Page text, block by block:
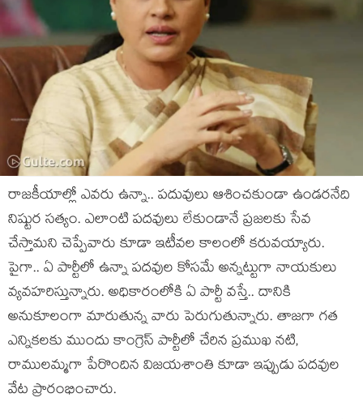
రాజ‌కీయాల్లో ఎవ‌రు ఉన్నా.. ప‌దువులు ఆశించ‌కుండా ఉండ‌ర‌నేది
నిష్టుర స‌త్యం. ఎలాంటి ప‌ద‌వులు లేకుండానే ప్ర‌జ‌ల‌కు సేవ
చేస్తామ‌ని చెప్పేవారు కూడా ఇటీవ‌ల కాలంలో క‌రువ‌య్యారు.
పైగా.. ఏ పార్టీలో ఉన్నా ప‌ద‌వుల కోస‌మే అన్న‌ట్టుగా నాయ‌కులు
వ్య‌వ‌హ‌రిస్తున్నారు. అధికారంలోకి ఏ పార్టీ వ‌స్తే.. దానికి
అనుకూలంగా మారుతున్న వారు పెరుగుతున్నారు. తాజ‌గా గ‌త
ఎన్నిక‌ల‌కు ముందు కాంగ్రెస్ పార్టీలో చేరిన ప్ర‌ముఖ న‌టి,
రాముల‌మ్మ‌గా పేరొందిన విజ‌య‌శాంతి కూడా ఇప్పుడు ప‌ద‌వుల
వేట ప్రారంభించారు.